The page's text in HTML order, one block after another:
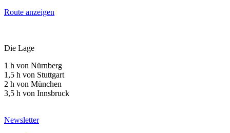
Route anzeigen
Die Lage
1 h von Nürnberg
1,5 h von Stuttgart
2 h von München
3,5 h von Innsbruck
Newsletter